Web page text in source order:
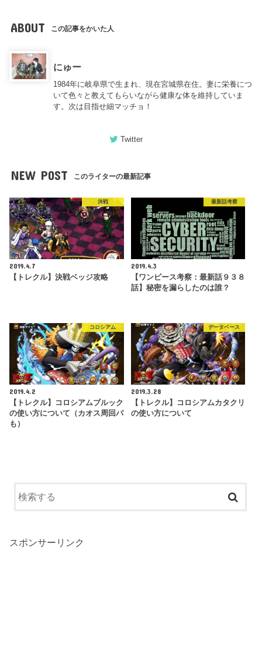
ABOUT この記事をかいた人
にゅー
1984年に岐阜県で生まれ、現在宮城県在住。妻に栄養につ
いて色々と教えてもらいながら健康な体を維持していま
す。次は目指せ細マッチョ！
Twitter
NEW POST このライターの最新記事
決戦
2019.4.7
【トレクル】決戦ベッジ攻略
最新話考察
2019.4.3
【ワンピース考察：最新話９３８
話】秘密を漏らしたのは誰？
コロシアム
2019.4.2
【トレクル】コロシアムブルック
の使い方について（カオス周回パ
も）
データベース
2019.3.28
【トレクル】コロシアムカタクリ
の使い方について
スポンサーリンク